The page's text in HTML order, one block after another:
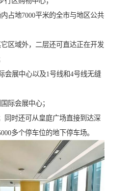
占地7000平米的全市与地区公共
区域外，二层还可直达正在开发
会展中心以及1号线和4号线无缝
际会展中心；
同时还可从皇庭广场直接到达深
多个停车位的地下停车场。